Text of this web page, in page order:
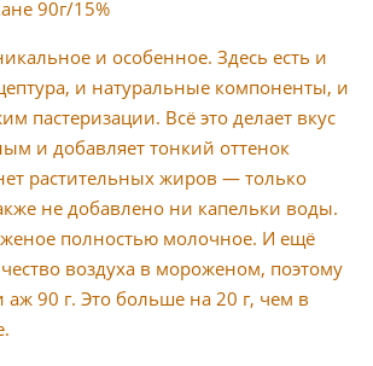
90г/15%
и особенное. Здесь есть и
и натуральные компоненты, и
пастеризации. Всё это делает вкус
и добавляет тонкий оттенок
растительных жиров — только
не добавлено ни капельки воды.
полностью молочное. И ещё
воздуха в мороженом, поэтому
90 г. Это больше на 20 г, чем в